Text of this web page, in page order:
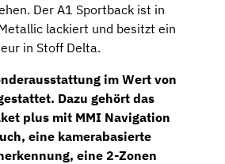
Der A1 Sportback ist in
lackiert und besitzt ein
in Stoff Delta.
im Wert von
Dazu gehört das
plus mit MMI Navigation
, eine kamerabasierte
eine 2-Zonen